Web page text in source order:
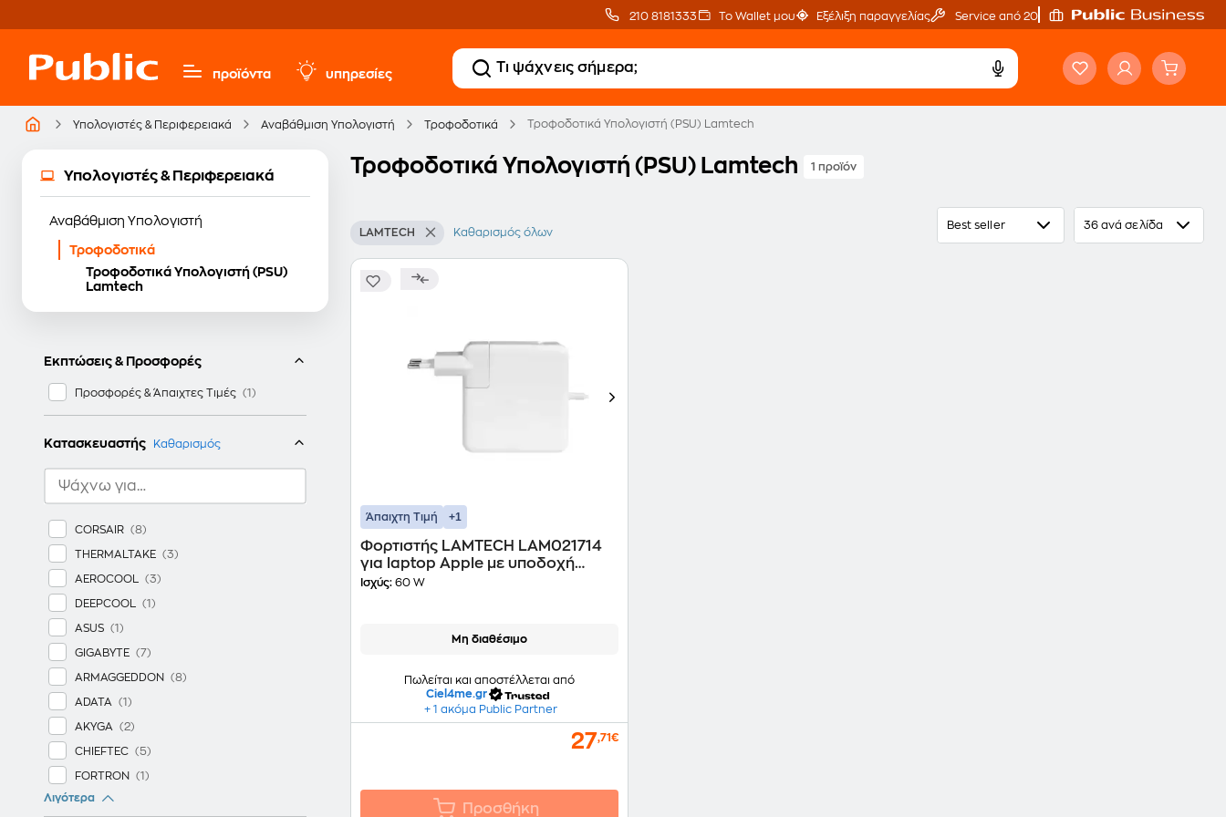
210 8181333 Το Wallet μου Εξέλιξη παραγγελίας Service από 20'
προϊόντα υπηρεσίες
Υπολογιστές & Περιφερειακά Αναβάθμιση Υπολογιστή Τροφοδοτικά Τροφοδοτικά Υπολογιστή (PSU) Lamtech
Υπολογιστές & Περιφερειακά
Αναβάθμιση Υπολογιστή
Τροφοδοτικά
Τροφοδοτικά Υπολογιστή (PSU)
Lamtech
Εκπτώσεις & Προσφορές
Προσφορές & Άπαιχτες Τιμές
Κατασκευαστής Καθαρισμός
CORSAIR
THERMALTAKE
AEROCOOL
DEEPCOOL
ASUS
GIGABYTE
ARMAGGEDDON
ADATA
AKYGA
CHIEFTEC
FORTRON
IBOX
Λιγότερα
Τροφοδοτικά Υπολογιστή (PSU) Lamtech 1 προϊόν
LAMTECH Καθαρισμός όλων
Best seller 36 ανά σελίδα
Άπαιχτη Τιμή +1
Φορτιστής LAMTECH LAM021714
για laptop Apple με υποδοχή
MagSafe 2 - 60 W
Ισχύς: 60 W
Μη διαθέσιμο
Πωλείται και αποστέλλεται από
Ciel4me.gr
+ 1 ακόμα Public Partner
27,71€
Προσθήκη